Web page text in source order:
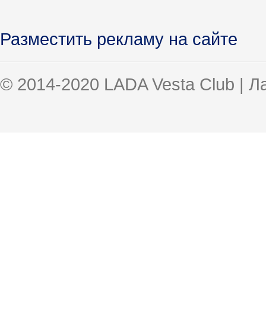
Разместить рекламу на сайте
© 2014-2020 LADA Vesta Club |